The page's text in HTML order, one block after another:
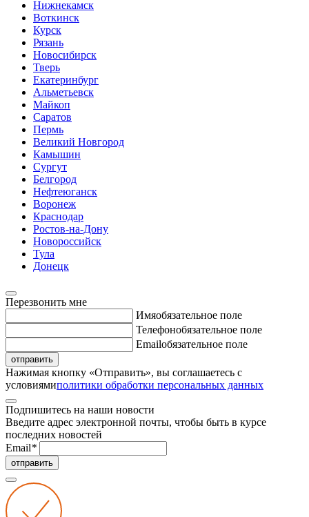
Нижнекамск
Воткинск
Курск
Рязань
Новосибирск
Тверь
Екатеринбург
Альметьевск
Майкоп
Саратов
Пермь
Великий Новгород
Камышин
Сургут
Белгород
Нефтеюганск
Воронеж
Краснодар
Ростов-на-Дону
Новороссийск
Тула
Донецк
Перезвонить мне
Имяобязательное поле
Телефонобязательное поле
Emailобязательное поле
отправить
Нажимая кнопку «Отправить», вы соглашаетесь с
условиямиполитики обработки персональных данных
Подпишитесь на наши новости
Введите адрес электронной почты, чтобы быть в курсе
последних новостей
Email*
отправить